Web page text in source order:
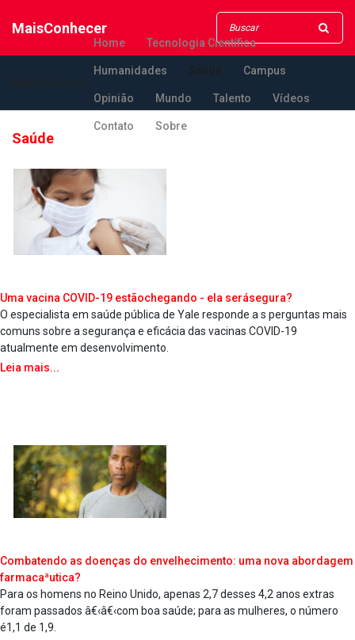
MaisConhecer
Home Tecnologia Científica
Humanidades Saúde Campus
Opinião Mundo Talento Vídeos
Contato Sobre
Saúde
Uma vacina COVID-19 estãochegando - ela serásegura?
O especialista em saúde pública de Yale responde a s perguntas mais
comuns sobre a segurança e eficácia das vacinas COVID-19
atualmente em desenvolvimento.
Leia mais...
Combatendo as doenças do envelhecimento: uma nova abordagem
farmacaªutica?
Para os homens no Reino Unido, apenas 2,7 desses 4,2 anos extras
foram passados â€‹â€‹com boa saúde; para as mulheres, o número
é1,1 de 1,9.